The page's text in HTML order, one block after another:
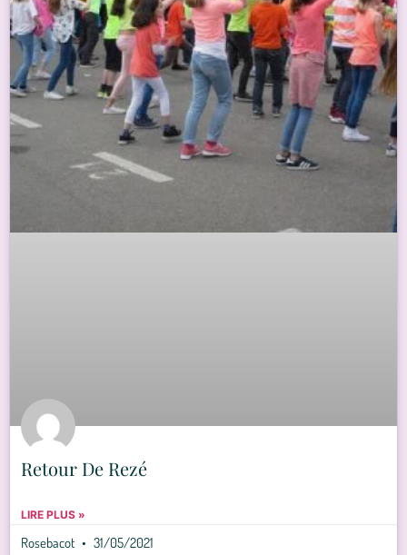
Retour De Rezé
LIRE PLUS »
Rosebacot 31/05/2021